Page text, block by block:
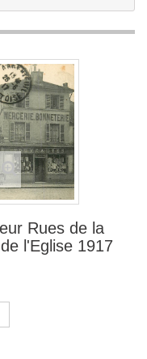
Rues de la
l'Eglise 1917